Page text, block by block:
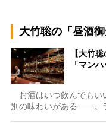
大竹聡の「昼酒御
【大竹
「マン
お酒はいつ飲んでもい
別の味わいがある――。